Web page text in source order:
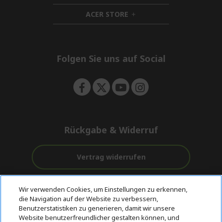
n
d
n
i
d
d
ACER STORE h
i
e
Folgen Sie uns auf Social
Rückgabe & Widerruf
Vertrag widerrufen
Kostenloser
Versand
vor und nach
dem Kauf
Zahlung
Wir verwenden Cookies, um Einstellungen zu erkennen,
die Navigation auf der Website zu verbessern,
Benutzerstatistiken zu generieren, damit wir unsere
Website benutzerfreundlicher gestalten können, und